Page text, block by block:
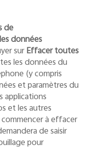
de
données
surEffacer toutes
les données du
(y compris
et paramètres du
applications
et les autres
à effacer
de saisir
pour